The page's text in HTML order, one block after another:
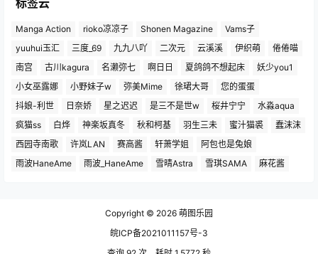
标签云
Manga Action rioko凉凉子 Shonen Magazine
Vams子
yuuhui玉汇
三度_69 九九八吖 二次元 云溪溪 伊织萌
倦倦喵
南宫
古川kagura 名濑弥七 啊日日 夏鸽鸽不想起床
妖少you1
小女巫露娜
小野妹子w 弥美Mime 徐珺大哥
您的蛋蛋
抖娘-利世
日奈娇 星之迟迟 是三不是世w 桜井宁宁
水淼aqua
疯猫ss
白烨 神楽坂真冬 秋和柯基 羽生三未 蜜汁猫裘
蠢沫沫
西园寺南歌
许岚LAN 赛高酱 轩萧学姐
阿包也是兔娘
雨波HaneAme
雨波_HaneAme 雪晴Astra 雪琪SAMA 麻花酱
Copyright © 2026 萌图乐园
皖ICP备2021011157号-3